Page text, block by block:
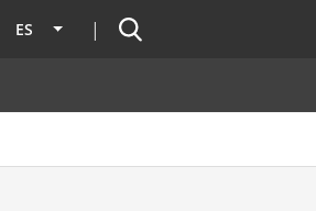
ES Lista adicional de acciones
Buscador